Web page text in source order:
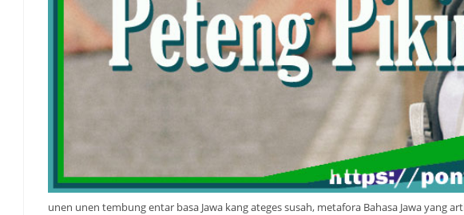
unen unen tembung entar basa Jawa kang ateges susah, metafora Bahasa Jawa yang